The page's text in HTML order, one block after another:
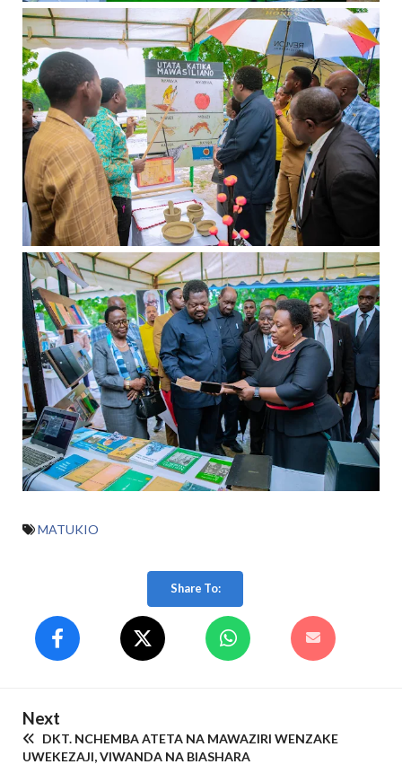
MATUKIO
Share To:
Next
DKT. NCHEMBA ATETA NA MAWAZIRI WENZAKE
UWEKEZAJI, VIWANDA NA BIASHARA